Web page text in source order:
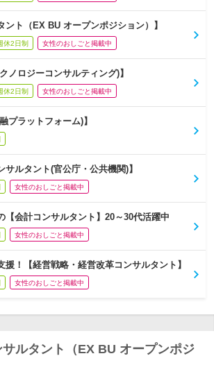
ント（EX BU オープンポジション）】
休2日制 女性のおしごと掲載中
ノロジーコンサルティング)】
休2日制 女性のおしごと掲載中
プラットフォーム)】
サルタント(官公庁・公共機関)】
女性のおしごと掲載中
【会計コンサルタント】20～30代活躍中
女性のおしごと掲載中
援！【経営戦略・経営改革コンサルタント】
女性のおしごと掲載中
サルタント（EX BU オープンポジ